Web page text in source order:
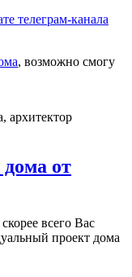
телеграм-канала
, возможно смогу
от
всего Вас
проект дома